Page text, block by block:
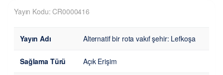
Yayın Kodu: CR0000416
Yayın Adı Alternatif bir rota vakıf şehir: Lefkoşa
Sağlama Türü Açık Erişim